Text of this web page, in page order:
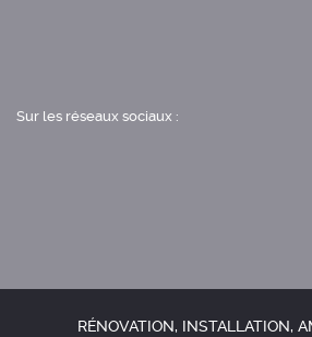
Sur les réseaux sociaux :
RÉNOVATION, INSTALLATION,